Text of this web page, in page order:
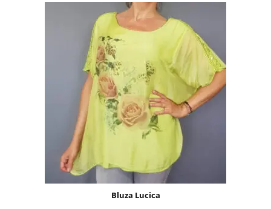
Bluza Lucica